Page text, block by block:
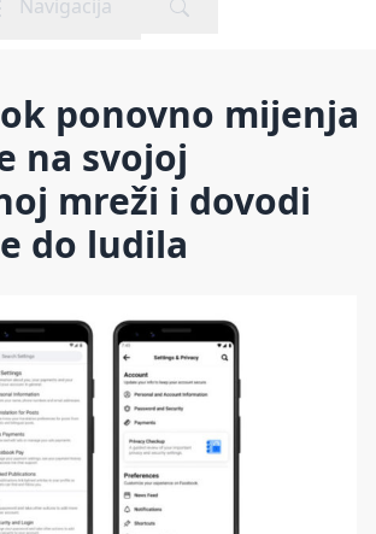
Navigacija
ponovno mijenja
na svojoj
mreži i dovodi
do ludila